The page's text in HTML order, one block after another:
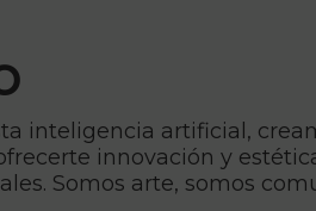
inteligencia artificial,
innovación y
Somos arte, somos